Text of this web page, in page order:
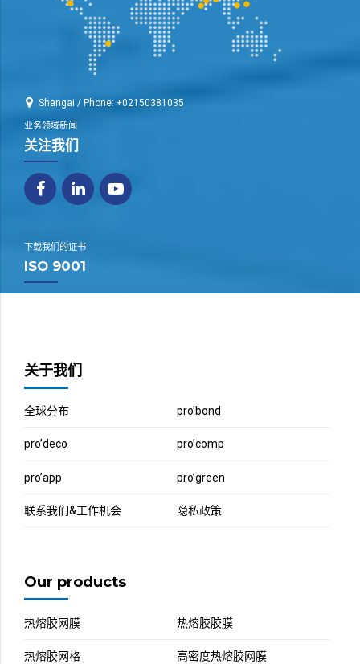
Shangai / Phone: +02150381035
业务领域新闻
关注我们
下载我们的证书
ISO 9001
关于我们
全球分布 pro’bond
pro’deco pro’comp
pro’app pro’green
联系我们&工作机会 隐私政策
Our products
热熔胶网膜 热熔胶胶膜
热熔胶网格 高密度热熔胶网膜